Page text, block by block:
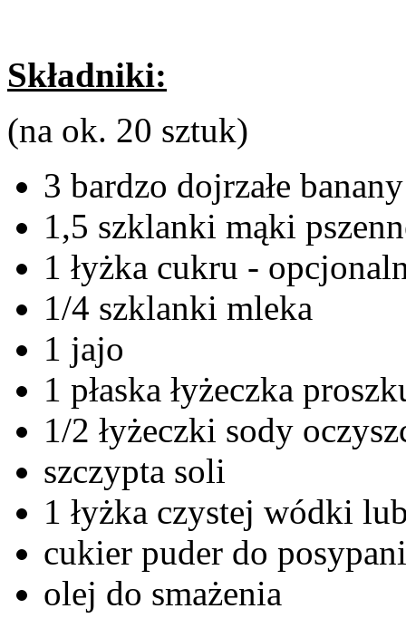
Składniki:
(na ok. 20 sztuk)
3 bardzo dojrzałe banany
1,5 szklanki mąki
1 łyżka cukru -
1/4 szklanki mleka
1 jajo
1 płaska łyżeczka
1/2 łyżeczki sody
szczypta soli
1 łyżka czystej wódki
cukier puder do
olej do smażenia